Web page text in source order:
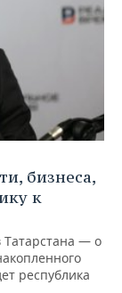
бизнеса,
к
Татарстана — о
республика